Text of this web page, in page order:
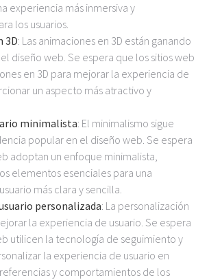
experiencia más inmersiva y
los usuarios.
3D: Las animaciones en 3D están ganando
diseño web. Se espera que los sitios web
en 3D para mejorar la experiencia de
un aspecto más atractivo y
minimalista: El minimalismo sigue
popular en el diseño web. Se espera
adoptan un enfoque minimalista,
elementos esenciales para una
más clara y sencilla.
personalizada: La personalización
la experiencia de usuario. Se espera
utilicen la tecnología de seguimiento y
la experiencia de usuario en
y comportamientos de los